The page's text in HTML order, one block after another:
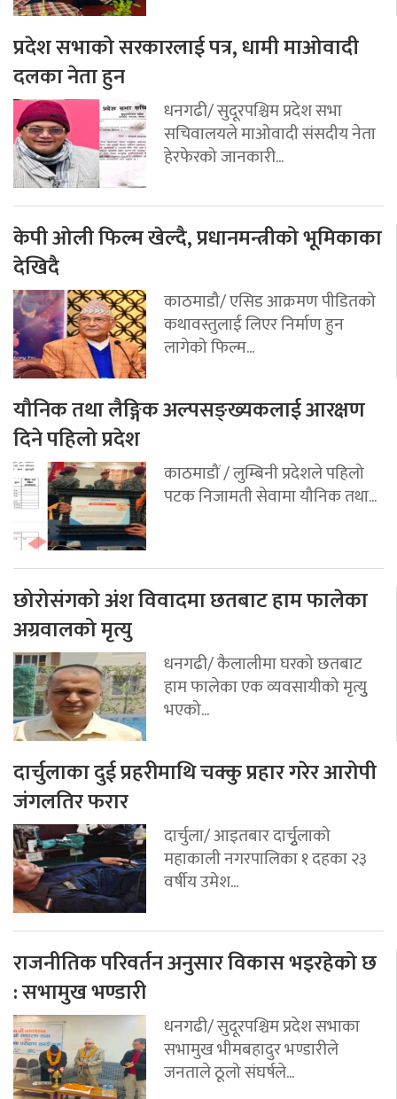
प्रदेश सभाको सरकारलाई पत्र, धामी माओवादी
दलका नेता हुन
धनगढी/ सुदूरपश्चिम प्रदेश सभा
सचिवालयले माओवादी संसदीय नेता
हेरफेरको जानकारी...
केपी ओली फिल्म खेल्दै, प्रधानमन्त्रीको भूमिकाका
देखिदै
काठमाडौ/ एसिड आक्रमण पीडितको
कथावस्तुलाई लिएर निर्माण हुन
लागेको फिल्म...
यौनिक तथा लैङ्गिक अल्पसङ्ख्यकलाई आरक्षण
दिने पहिलो प्रदेश
काठमाडौं / लुम्बिनी प्रदेशले पहिलो
पटक निजामती सेवामा यौनिक तथा...
छोरोसंगको अंश विवादमा छतबाट हाम फालेका
अग्रवालको मृत्यु
धनगढी/ कैलालीमा घरको छतबाट
हाम फालेका एक व्यवसायीको मृत्युु
भएको...
दार्चुलाका दुई प्रहरीमाथि चक्कु प्रहार गरेर आरोपी
जंगलतिर फरार
दार्चुला/ आइतबार दार्चुृलाको
महाकाली नगरपालिका १ दहका २३
वर्षीय उमेश...
राजनीतिक परिवर्तन अनुसार विकास भइरहेको छ
: सभामुख भण्डारी
धनगढी/ सुदूरपश्चिम प्रदेश सभाका
सभामुख भीमबहादुर भण्डारीले
जनताले ठूलो संघर्षले...